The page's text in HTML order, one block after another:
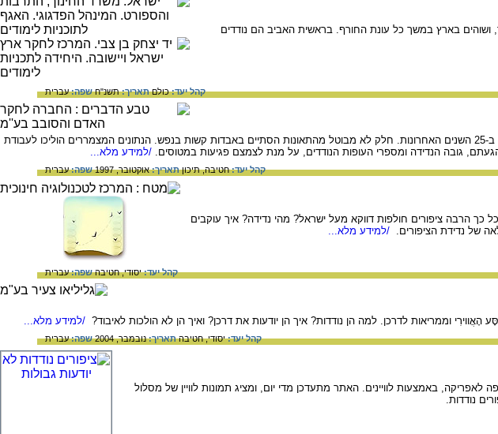
בארץ במשך כל עונת החורף. בראשית האביב הם נודדים
קהל יעד:כולםתאריך:תשנ"חשפה:עברית
יותר מ-3,000 תאונות אוויריות בין מטוסי חיל האוויר ובין ציפורים נודדות אירעו ב-25 השנים האחרונות. חלק לא מבוטל מהתאונות הסתיים באבדות קשות בנפש. הנתונים המצמררים הוליכו לעבודת
גובה הנדידה ומספרי העופות הנודדים, על מנת לצמצם פגיעות במטוסים. /למידע מלא...
קהל יעד:חטיבה,תיכוןתאריך:אוקטובר, 1997 שפה:עברית
כך הרבה ציפורים חולפות דווקא מעל ישראל? מהי נדידה? איך עוקבים
של נדידת הציפורים.
/למידע מלא...
קהל יעד:יסודי,חטיבהשפה:עברית
וממריאות לדרכן. למה הן נודדות? איך הן יודעות את דרכן? ואיך הן לא הולכות לאיבוד? /למידע מלא...
קהל יעד:יסודי,חטיבהתאריך:נובמבר, 2004 שפה:עברית
באמצעות לוויינים. האתר מתעדכן מדי יום, ומציג תמונות לוויין של מסלול
נודדות.